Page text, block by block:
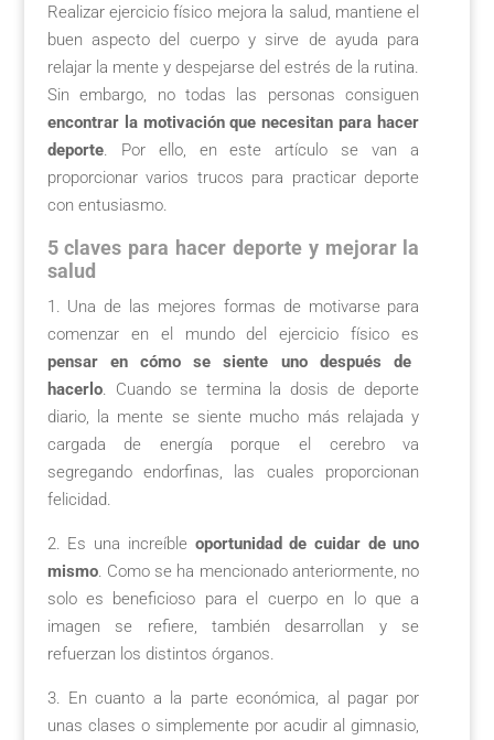
Realizar ejercicio físico mejora la salud, mantiene el
buen aspecto del cuerpo y sirve de ayuda para
relajar la mente y despejarse del estrés de la rutina.
Sin embargo, no todas las personas consiguen
encontrar la motivación que necesitan para hacer
deporte. Por ello, en este artículo se van a
proporcionar varios trucos para practicar deporte
con entusiasmo.
5 claves para hacer deporte y mejorar la
salud
1. Una de las mejores formas de motivarse para
comenzar en el mundo del ejercicio físico es
pensar en cómo se siente uno después de
hacerlo. Cuando se termina la dosis de deporte
diario, la mente se siente mucho más relajada y
cargada de energía porque el cerebro va
segregando endorfinas, las cuales proporcionan
felicidad.
2. Es una increíble oportunidad de cuidar de uno
mismo. Como se ha mencionado anteriormente, no
solo es beneficioso para el cuerpo en lo que a
imagen se refiere, también desarrollan y se
refuerzan los distintos órganos.
3. En cuanto a la parte económica, al pagar por
unas clases o simplemente por acudir al gimnasio,